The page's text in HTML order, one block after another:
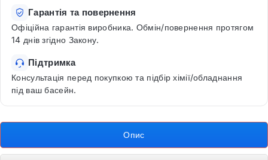
Гарантія та повернення
Офіційна гарантія виробника. Обмін/повернення протягом
14 днів згідно Закону.
Підтримка
Консультація перед покупкою та підбір хімії/обладнання
під ваш басейн.
Опис